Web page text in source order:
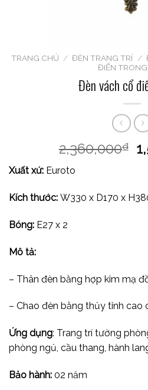
TRANG CHỦ / ĐÈN TRANG TRÍ /
ĐIỂN
Đèn vách cổ
2,360,000₫
Xuất xứ: Euroto
Kích thước: W330 x D170 x
Bóng: E27 x 2
Mô tả:
– Thân đèn bằng hợp kim mạ
– Chao đèn bằng thủy tinh cao
Ứng dụng: Trang trí tường
phòng ngủ, cầu thang, hành
Bảo hành: 02 năm